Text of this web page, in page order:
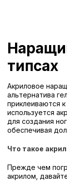
типсах
Акриловое
альтернатива
приклеиваются
используется
для создания
обеспечивая
Что такое
Прежде чем
акрилом,